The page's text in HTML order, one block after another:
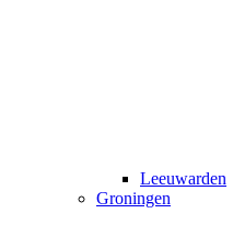
Leeuwarden
Groningen